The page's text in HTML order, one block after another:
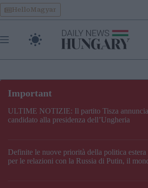
Skip
to
content
HelloMagyar
ULTIME NOTIZIE: Il partito Tisza
candidato alla presidenza dell’Ungheria
Definite le nuove priorità della politica estera
per le relazioni con la Russia di Putin, il